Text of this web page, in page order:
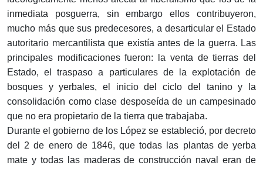
inmediata posguerra, sin embargo ellos contribuyeron,
mucho más que sus predecesores, a desarticular el Estado
autoritario mercantilista que existía antes de la guerra. Las
principales modificaciones fueron: la venta de tierras del
Estado, el traspaso a particulares de la explotación de
bosques y yerbales, el inicio del ciclo del tanino y la
consolidación como clase desposeída de un campesinado
que no era propietario de la tierra que trabajaba.
Durante el gobierno de los López se estableció, por decreto
del 2 de enero de 1846, que todas las plantas de yerba
mate y todas las maderas de construcción naval eran de